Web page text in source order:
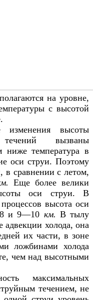
на уровне,
с высотой
изменения высоты
вызваны
ниже температура в
оси струи. Поэтому
в сравнении с летом,
Еще более велики
оси струи. В
высота оси
и 9—10 км. В тылу
адвекции холода, она
их части, в зоне
ложбинами холода
чем над высотными
максимальных
течением, не